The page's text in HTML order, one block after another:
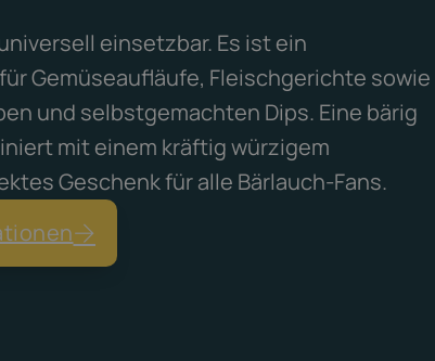
einsetzbar. Es ist ein
Gemüseaufläufe, Fleischgerichte sowie
und selbstgemachten Dips. Eine bärig
mit einem kräftig würzigem
Geschenk für alle Bärlauch-Fans.